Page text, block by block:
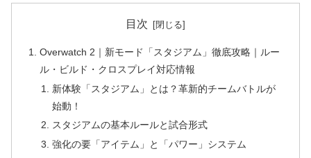
目次
Overwatch 2｜新モード「スタジアム」徹底攻略｜ルー
ル・ビルド・クロスプレイ対応情報
新体験「スタジアム」とは？革新的チームバトルが
始動！
スタジアムの基本ルールと試合形式
強化の要「アイテム」と「パワー」システム